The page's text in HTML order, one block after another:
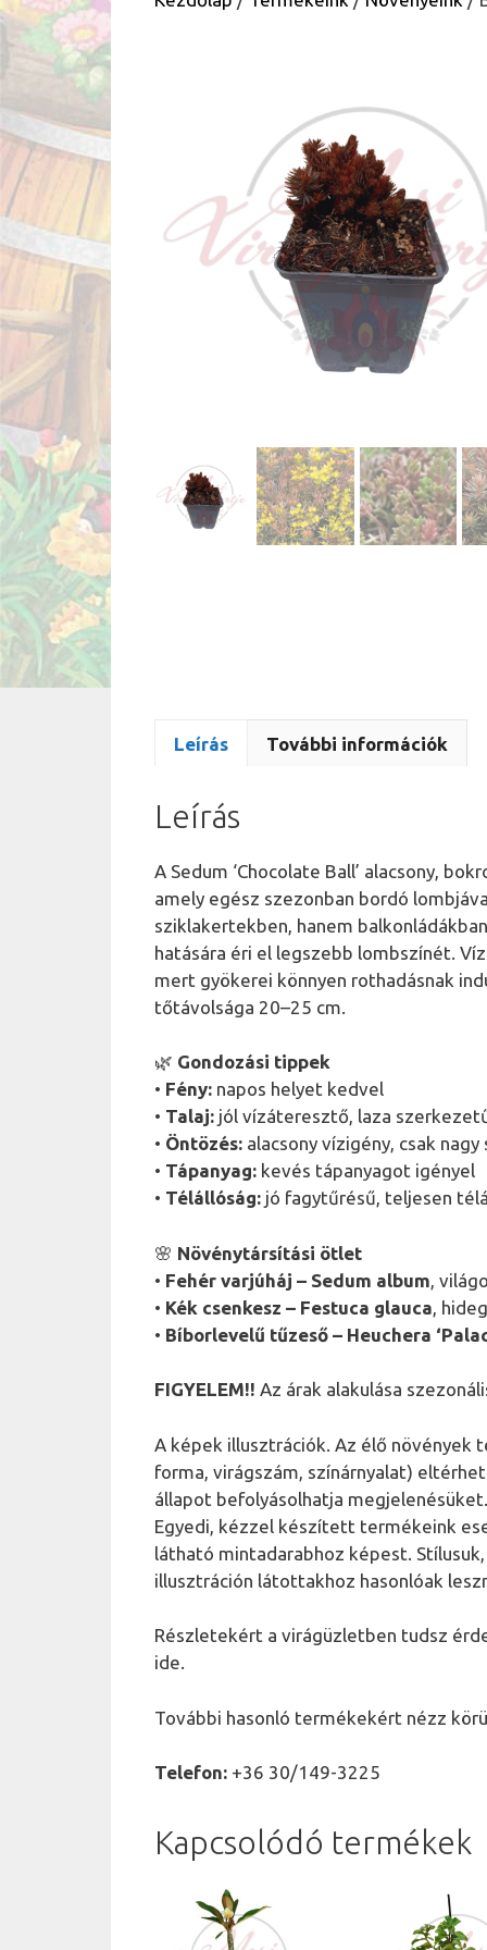
Leírás További információk
Leírás
A Sedum ‘Chocolate Ball’ alacsony,
amely egész szezonban bordó
sziklakertekben, hanem
hatására éri el legszebb lombszínét.
mert gyökerei könnyen rothadásnak
tőtávolsága 20–25 cm.
🌿 Gondozási tippek
• Fény: napos helyet kedvel
• Talaj: jól vízáteresztő, laza
• Öntözés: alacsony vízigény, csak
• Tápanyag: kevés tápanyagot igényel
• Télállóság: jó fagytűrésű, teljesen
🌸 Növénytársítási ötlet
• Fehér varjúháj – Sedum album,
• Kék csenkesz – Festuca glauca,
• Bíborlevelű tűzeső – Heuchera
FIGYELEM!! Az árak alakulása
A képek illusztrációk. Az élő növények
forma, virágszám, színárnyalat)
állapot befolyásolhatja megjelenésüket.
Egyedi, kézzel készített termékeink
látható mintadarabhoz képest.
illusztráción látottakhoz hasonlóak
Részletekért a virágüzletben tudsz
ide.
További hasonló termékekért nézz
Telefon: +36 30/149-3225
Kapcsolódó termékek
Ennek